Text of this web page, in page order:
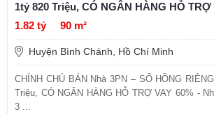
1tỷ 820 Triệu, CÓ NGÂN HÀNG HỖ TRỢ
1.82 tỷ
90 m²
Huyện Bình Chánh, Hồ Chí Minh
CHÍNH CHỦ BÁN Nhà 3PN – SỔ HỒNG
Triệu, CÓ NGÂN HÀNG HỖ TRỢ VAY 60% -
3 ...